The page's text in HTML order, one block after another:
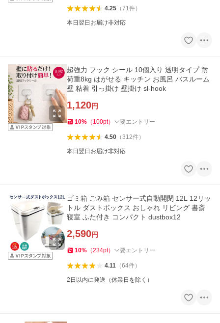
4.25（71件）
本日翌日お届け非対応
超強力 フック シール 10個入り 透明タイプ 耐
荷重8kg はがせる キッチン お風呂 バスルーム
壁 粘着 引っ掛け 壁掛け sl-hook
1,120円
10% （ 100pt） 要エントリー
4.50（312件）
本日翌日お届け非対応
ゴミ箱 ごみ箱 センサー式自動開閉 12L 12リッ
トル ダストボックス おしゃれ リビング 書斎
寝室 ふた付き コンパクト dustbox12
2,590円
10% （234pt） 要エントリー
4.11（64件）
2日以内に発送（休業日を除く）